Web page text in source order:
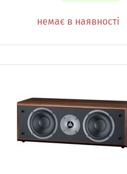
немає в наявності